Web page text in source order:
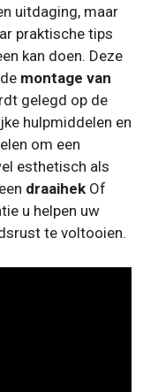
uitdaging, maar
praktische tips
kan doen. Deze
montage van
gelegd op de
hulpmiddelen en
om een
esthetisch als
draaihek Of
u helpen uw
te voltooien.